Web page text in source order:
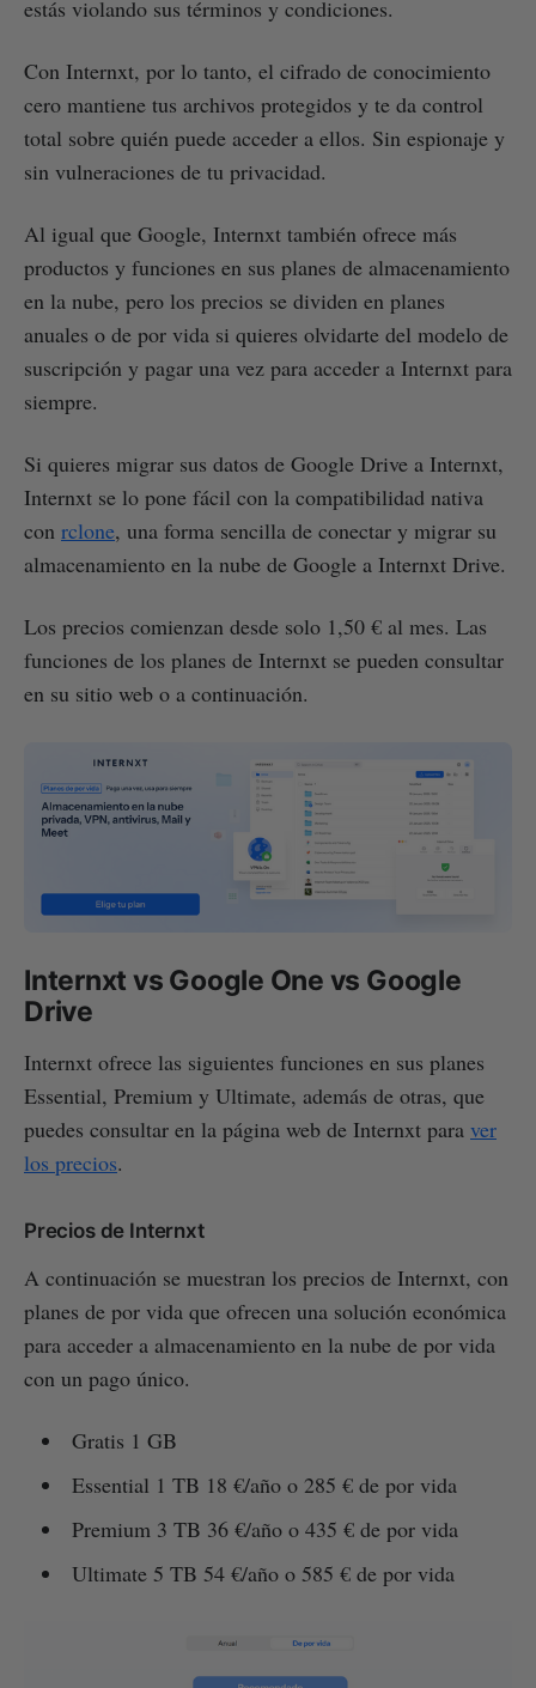
estás violando sus términos y condiciones.
Con Internxt, por lo tanto, el cifrado de conocimiento
cero mantiene tus archivos protegidos y te da control
total sobre quién puede acceder a ellos. Sin espionaje y
sin vulneraciones de tu privacidad.
Al igual que Google, Internxt también ofrece más
productos y funciones en sus planes de almacenamiento
en la nube, pero los precios se dividen en planes
anuales o de por vida si quieres olvidarte del modelo de
suscripción y pagar una vez para acceder a Internxt para
siempre.
Si quieres migrar sus datos de Google Drive a Internxt,
Internxt se lo pone fácil con la compatibilidad nativa
con rclone, una forma sencilla de conectar y migrar su
almacenamiento en la nube de Google a Internxt Drive.
Los precios comienzan desde solo 1,50 € al mes. Las
funciones de los planes de Internxt se pueden consultar
en su sitio web o a continuación.
Internxt vs Google One vs Google
Drive
Internxt ofrece las siguientes funciones en sus planes
Essential, Premium y Ultimate, además de otras, que
puedes consultar en la página web de Internxt para ver
los precios.
Precios de Internxt
A continuación se muestran los precios de Internxt, con
planes de por vida que ofrecen una solución económica
para acceder a almacenamiento en la nube de por vida
con un pago único.
Gratis 1 GB
Essential 1 TB 18 €/año o 285 € de por vida
Premium 3 TB 36 €/año o 435 € de por vida
Ultimate 5 TB 54 €/año o 585 € de por vida